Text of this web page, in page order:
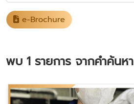
e-Brochure
พบ 1 รายการ จากคำค้นหา